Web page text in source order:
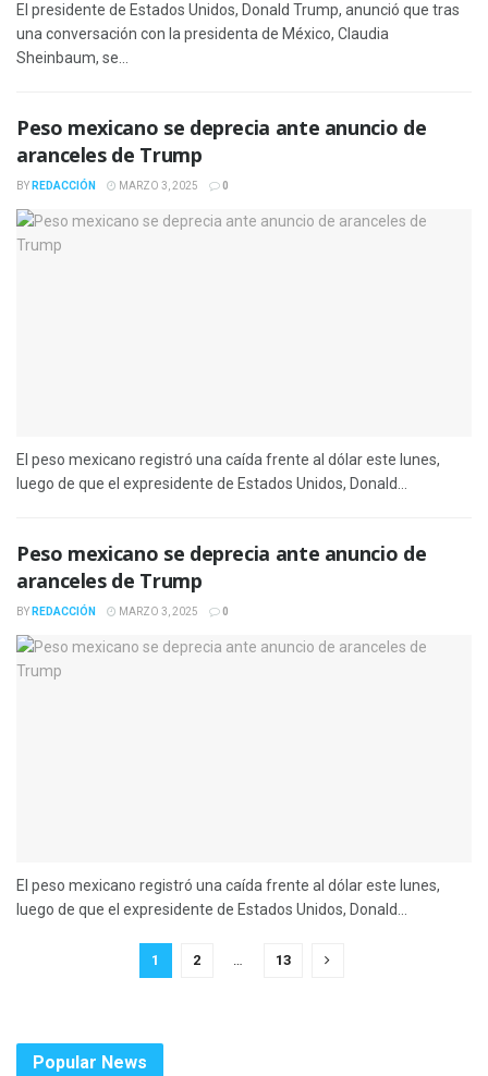
El presidente de Estados Unidos, Donald Trump, anunció que tras
una conversación con la presidenta de México, Claudia
Sheinbaum, se...
Peso mexicano se deprecia ante anuncio de
aranceles de Trump
BY REDACCIÓN MARZO 3, 2025 0
El peso mexicano registró una caída frente al dólar este lunes,
luego de que el expresidente de Estados Unidos, Donald...
Peso mexicano se deprecia ante anuncio de
aranceles de Trump
BY REDACCIÓN MARZO 3, 2025 0
El peso mexicano registró una caída frente al dólar este lunes,
luego de que el expresidente de Estados Unidos, Donald...
1 2 … 13
Popular News